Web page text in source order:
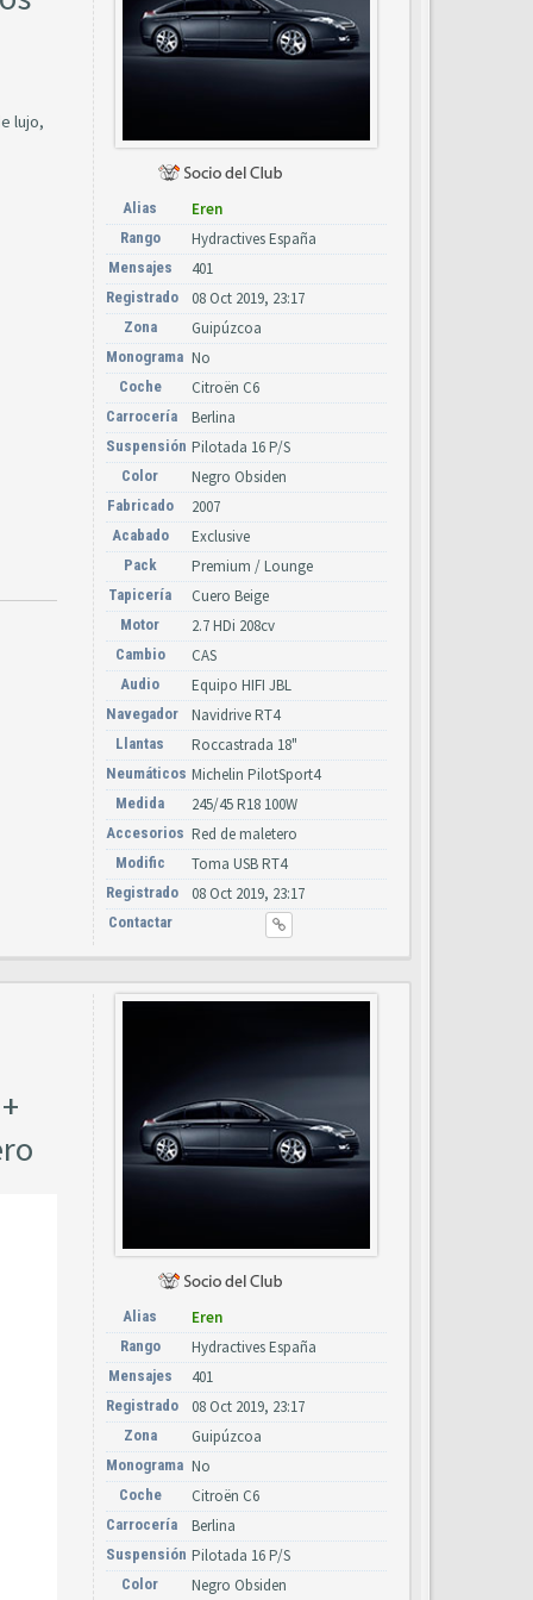
lujo,
Alias Eren
Rango Hydractives España
Mensajes 401
Registrado 08 Oct 2019, 23:17
Zona Guipúzcoa
Monograma No
Coche Citroën C6
Carrocería Berlina
Suspensión Pilotada 16 P/S
Color Negro Obsiden
Fabricado 2007
Acabado Exclusive
Pack Premium / Lounge
Tapicería Cuero Beige
Motor 2.7 HDi 208cv
Cambio CAS
Audio Equipo HIFI JBL
Navegador Navidrive RT4
Llantas Roccastrada 18"
Neumáticos Michelin PilotSport4
Medida 245/45 R18 100W
Accesorios Red de maletero
Modific Toma USB RT4
Registrado 08 Oct 2019, 23:17
Contactar
Alias Eren
Rango Hydractives España
Mensajes 401
Registrado 08 Oct 2019, 23:17
Zona Guipúzcoa
Monograma No
Coche Citroën C6
Carrocería Berlina
Suspensión Pilotada 16 P/S
Color Negro Obsiden